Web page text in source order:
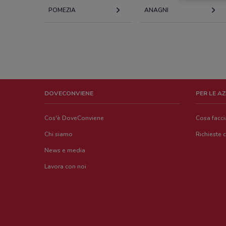
POMEZIA ANAGNI
DOVECONVIENE
Cos'è DoveConviene
Chi siamo
News e media
Lavora con noi
PER LE
Cosa
Richieste